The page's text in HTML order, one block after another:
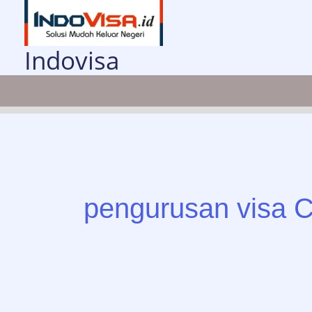
konten
Indovisa
pengurusan visa